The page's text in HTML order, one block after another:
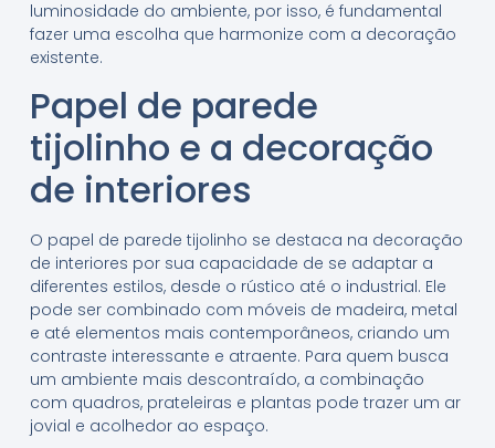
luminosidade do ambiente, por isso, é fundamental
fazer uma escolha que harmonize com a decoração
existente.
Papel de parede
tijolinho e a decoração
de interiores
O papel de parede tijolinho se destaca na decoração
de interiores por sua capacidade de se adaptar a
diferentes estilos, desde o rústico até o industrial. Ele
pode ser combinado com móveis de madeira, metal
e até elementos mais contemporâneos, criando um
contraste interessante e atraente. Para quem busca
um ambiente mais descontraído, a combinação
com quadros, prateleiras e plantas pode trazer um ar
jovial e acolhedor ao espaço.